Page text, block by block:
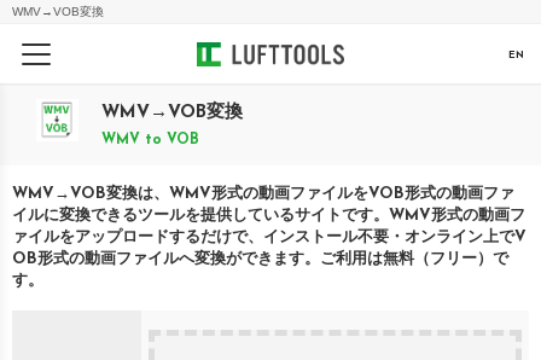
WMV→VOB変換
EN
WMV → VOB変換
WMV to VOB
WMV → VOB変換は、 WMV形式の動画ファイルをVOB形式の動画ファ
イルに変換できるツールを提供しているサイトです。 WMV形式の動画フ
ァイルをアップロードするだけで、インストール不要・オンライン上でV
OB形式の動画ファイルへ変換ができます。ご利用は無料（フリー）で
す。